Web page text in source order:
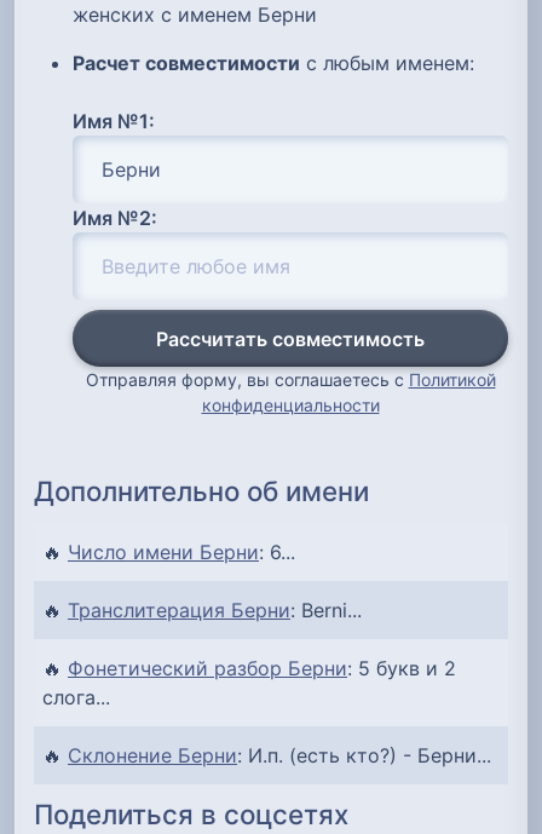
женских с именем Берни
Расчет совместимости с любым именем:
Имя №1:
Имя №2:
Рассчитать совместимость
Отправляя форму, вы соглашаетесь с Политикой
конфиденциальности
Дополнительно об имени
🔥 Число имени Берни: 6...
🔥 Транслитерация Берни: Berni...
🔥 Фонетический разбор Берни: 5 букв и 2
слога...
🔥 Склонение Берни: И.п. (есть кто?) - Берни...
Поделиться в соцсетях